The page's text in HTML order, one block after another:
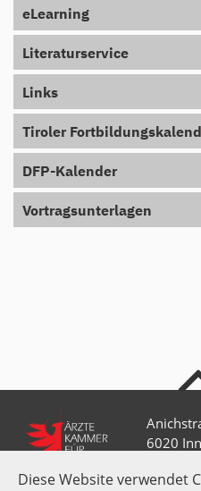
Diese Website verwendet
eLearning
Literaturservice
Links
Tiroler
DFP-Kalender
Vortragsunterlagen
6020